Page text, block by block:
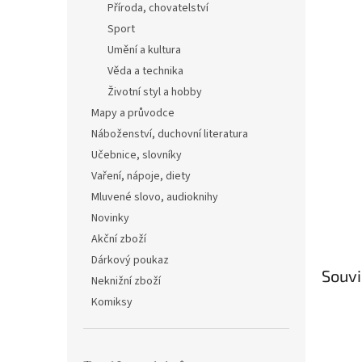
Příroda, chovatelství
Sport
Umění a kultura
Věda a technika
Životní styl a hobby
Mapy a průvodce
Náboženství, duchovní literatura
Učebnice, slovníky
Vaření, nápoje, diety
Mluvené slovo, audioknihy
Novinky
Akční zboží
Dárkový poukaz
Neknižní zboží
Komiksy